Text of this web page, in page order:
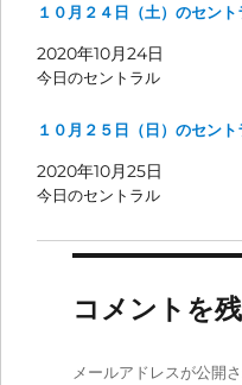
１０月２４日（土）のセン
2020年10月24日
今日のセントラル
１０月２５日（日）のセン
2020年10月25日
今日のセントラル
コメントを
メールアドレスが公開